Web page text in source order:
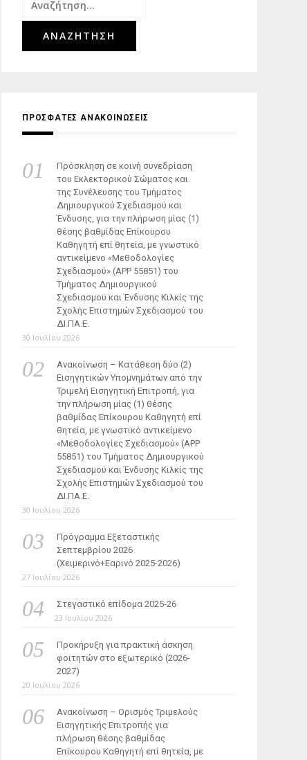
για:
ΠΡΟΣΦΑΤΕΣ ΑΝΑΚΟΙΝΩΣΕΙΣ
Πρόσκληση σε κοινή συνεδρίαση
του Εκλεκτορικού Σώματος και
της Συνέλευσης του Τμήματος
Δημιουργικού Σχεδιασμού και
Ένδυσης, για την πλήρωση μίας (1)
θέσης βαθμίδας Επίκουρου
Καθηγητή επί θητεία, με γνωστικό
αντικείμενο «Μεθοδολογίες
Σχεδιασμού» (ΑΡΡ 55851) του
Τμήματος Δημιουργικού
Σχεδιασμού και Ένδυσης Κιλκίς της
Σχολής Επιστημών Σχεδιασμού του
ΔΙ.ΠΑ.Ε.
30 Ιουλίου 2026
Ανακοίνωση – Κατάθεση δύο (2)
Εισηγητικών Υπομνημάτων από την
Τριμελή Εισηγητική Επιτροπή, για
την πλήρωση μίας (1) θέσης
βαθμίδας Επίκουρου Καθηγητή επί
θητεία, με γνωστικό αντικείμενο
«Μεθοδολογίες Σχεδιασμού» (ΑΡΡ
55851) του Τμήματος Δημιουργικού
Σχεδιασμού και Ένδυσης Κιλκίς της
Σχολής Επιστημών Σχεδιασμού του
ΔΙ.ΠΑ.Ε.
30 Ιουλίου 2026
Πρόγραμμα Εξεταστικής
Σεπτεμβρίου 2026
(Χειμερινό+Εαρινό 2025-2026)
27 Ιουλίου 2026
Στεγαστικό επίδομα 2025-26
23 Ιουλίου 2026
Προκήρυξη για πρακτική άσκηση
φοιτητών στο εξωτερικό (2026-
2027)
20 Ιουλίου 2026
Ανακοίνωση – Ορισμός Τριμελούς
Εισηγητικής Επιτροπής για
πλήρωση θέσης βαθμίδας
Επίκουρου Καθηγητή επί θητεία, με